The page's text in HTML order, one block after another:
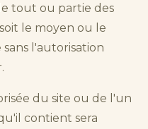
tout ou partie des
le moyen ou le
l'autorisation
du site ou de l'un
contient sera